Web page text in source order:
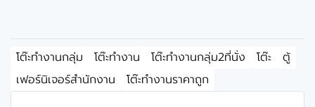
โต๊ะทำงานกลุ่ม โต๊ะทำงาน โต๊ะทำงานกลุ่ม2ที่นั่ง โต๊ะ
ตู้
เฟอร์นิเจอร์สำนักงาน
โต๊ะทำงานราคาถูก